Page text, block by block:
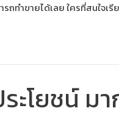
ทำขายได้เลย ใครที่สนใจเ
ะโยชน์ ม